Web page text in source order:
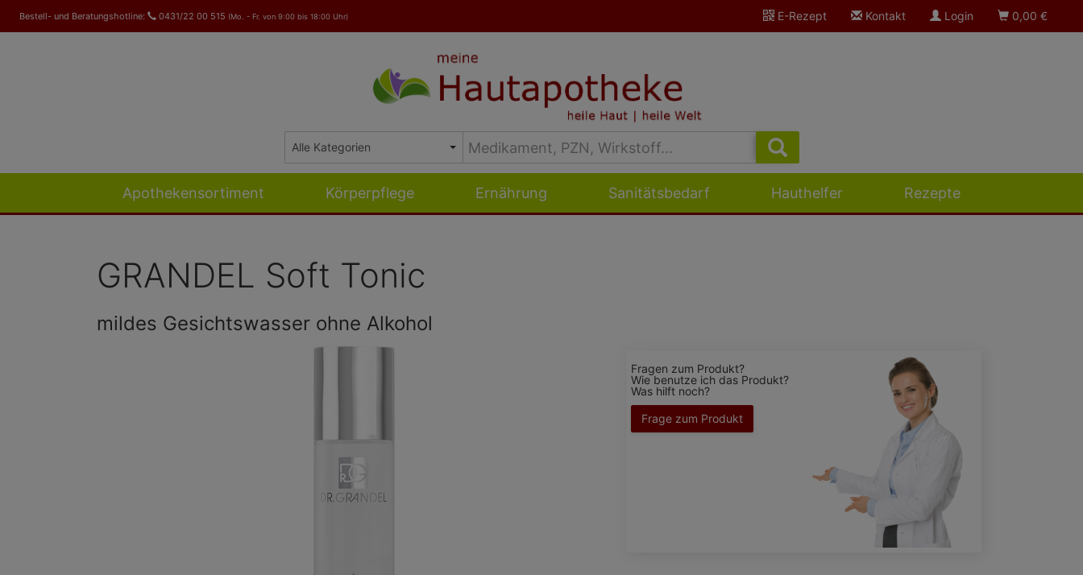
Bestell- und Beratungshotline: 0431/22 00 515 (Mo. - Fr. von 9:00 bis 18:00 Uhr) E-Rezept Kontakt Login 0,00 €
Apothekensortiment Körperpflege Ernährung Sanitätsbedarf Hauthelfer Rezepte
GRANDEL Soft Tonic
mildes Gesichtswasser ohne Alkohol
Fragen zum Produkt?
Wie benutze ich das Produkt?
Was hilft noch?
Frage zum Produkt